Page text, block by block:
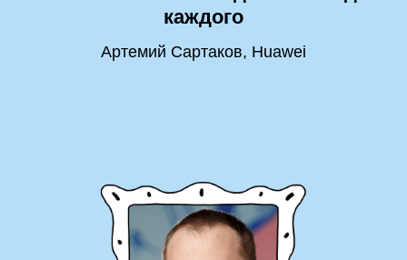
каждого
Артемий Сартаков, Huawei